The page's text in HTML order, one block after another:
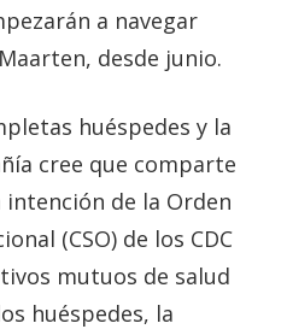
a navegar
desde junio.
huéspedes y la
cree que comparte
de la Orden
(CSO) de los CDC
mutuos de salud
huéspedes, la